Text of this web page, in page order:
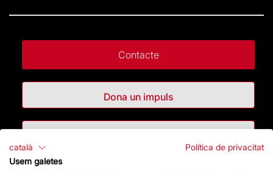
Contacte
Dona un impuls
català
Política de privacitat
Usem galetes